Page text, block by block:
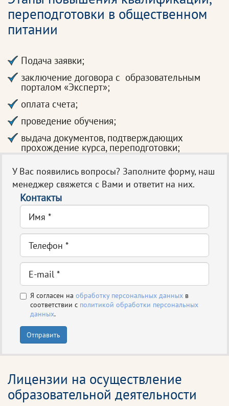
переподготовки в общественном
питании
Подача заявки;
заключение договора с образовательным
порталом «Эксперт»;
оплата счета;
проведение обучения;
выдача документов, подтверждающих
прохождение курса, переподготовки;
У Вас появились вопросы? Заполните форму, наш
менеджер свяжется с Вами и ответит на них.
Контакты
Я согласен на обработку персональных данных в
соответствии с политикой обработки персональных
данных.
Отправить
Лицензии на осуществление
образовательной деятельности